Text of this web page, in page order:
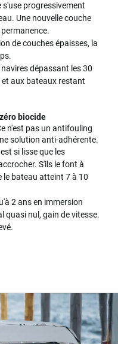
s'use progressivement
Une nouvelle couche
de couches épaisses, la
dépassant les 30
aux bateaux restant
biocide
n'est pas un antifouling
solution anti-adhérente.
si lisse que les
S'ils le font à
le bateau atteint 7 à 10
2 ans en immersion
quasi nul, gain de vitesse.